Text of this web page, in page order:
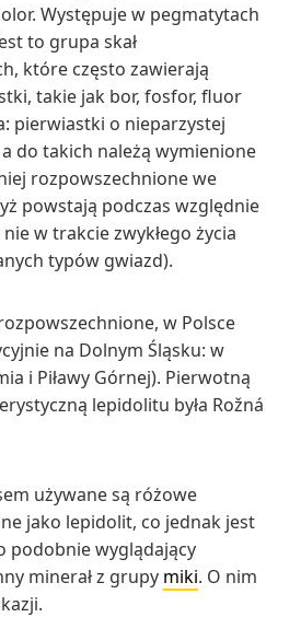
Występuje w pegmatytach
to grupa skał
które często zawierają
takie jak bor, fosfor, fluor
pierwiastki o nieparzystej
do takich należą wymienione
rozpowszechnione we
powstają podczas względnie
w trakcie zwykłego życia
typów gwiazd).
w Polsce
na Dolnym Śląsku: w
i Piławy Górnej). Pierwotną
lepidolitu była Rožná
używane są różowe
jako lepidolit, co jednak jest
podobnie wyglądający
minerał z grupy miki. O nim